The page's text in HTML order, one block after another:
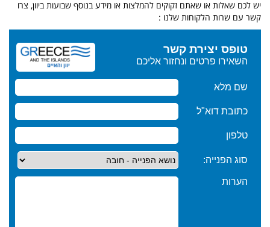
יש לכם שאלות או שאתם זקוקים להמלצות או מידע בנוסף שבועות ביוון, צרו
קשר עם שרות הלקוחות שלנו :